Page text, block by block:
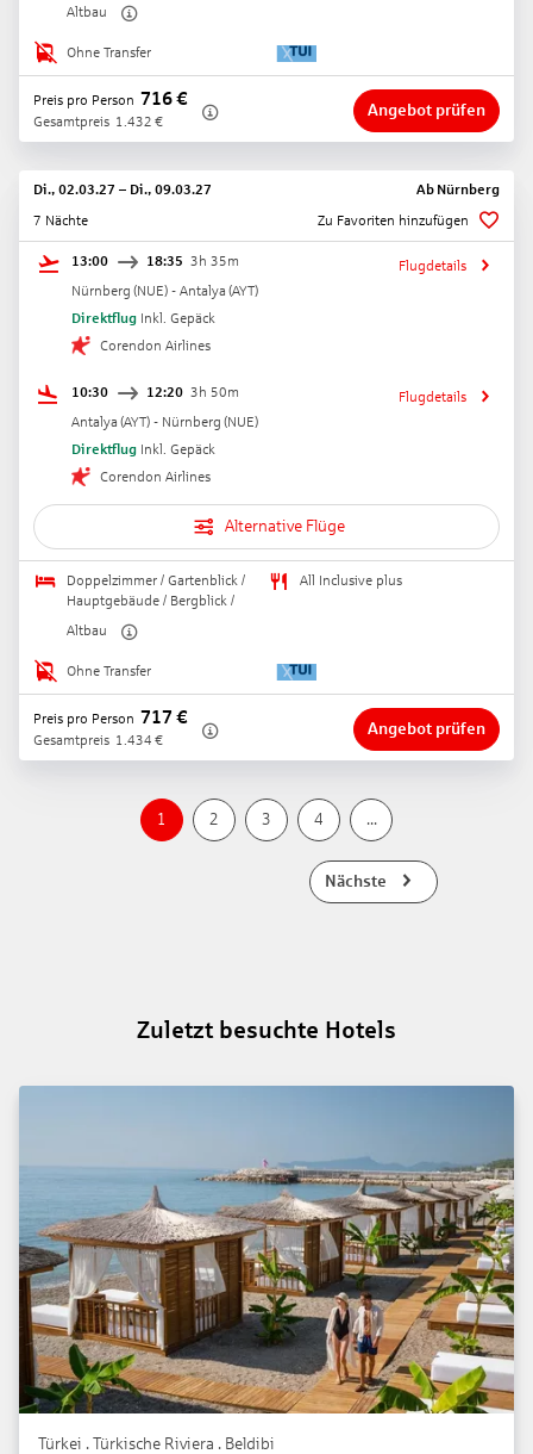
Altbau
Ohne Transfer
Preis pro Person 716€
Gesamtpreis 1.432 €
Angebot prüfen
Di., 02.03.27 – Di., 09.03.27 Ab Nürnberg
7 Nächte
Zu Favoriten hinzufügen
13:00 18:35 3h 35m
Nürnberg (NUE) - Antalya (AYT)
Direktflug Inkl. Gepäck
Corendon Airlines
Flugdetails
10:30 12:20 3h 50m
Antalya (AYT) - Nürnberg (NUE)
Direktflug Inkl. Gepäck
Corendon Airlines
Flugdetails
Alternative Flüge
Doppelzimmer / Gartenblick /
Hauptgebäude / Bergblick /
Altbau
All Inclusive plus
Ohne Transfer
Preis pro Person 717 €
Gesamtpreis 1.434 €
Angebot prüfen
1 2 3 4 ...
Nächste
Zuletzt besuchte Hotels
Türkei . Türkische Riviera . Beldibi